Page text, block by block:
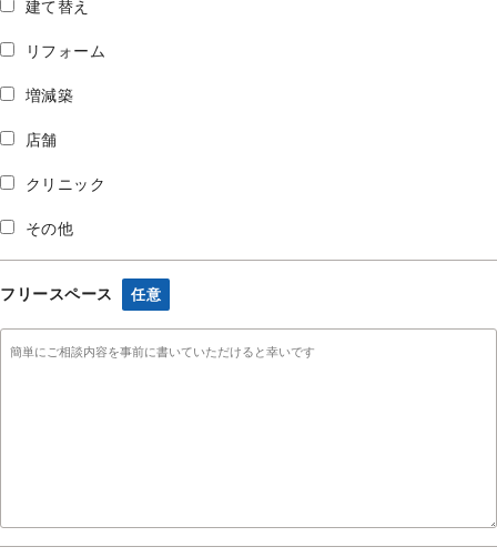
建て替え
リフォーム
増減築
店舗
クリニック
その他
フリースペース 任意